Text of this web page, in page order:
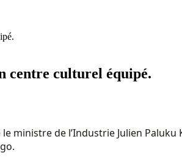
centre culturel équipé.
ministre de l’Industrie Julien